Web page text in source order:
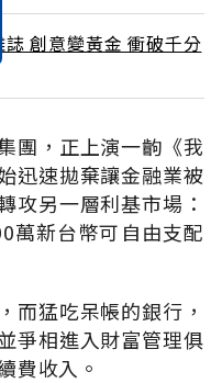
創意變黃金 衝破千分
團，正上演一齣《我
速拋棄讓金融業被
攻另一層利基市場：
萬新台幣可自由支配
而猛吃呆帳的銀行，
爭相進入財富管理俱
費收入。